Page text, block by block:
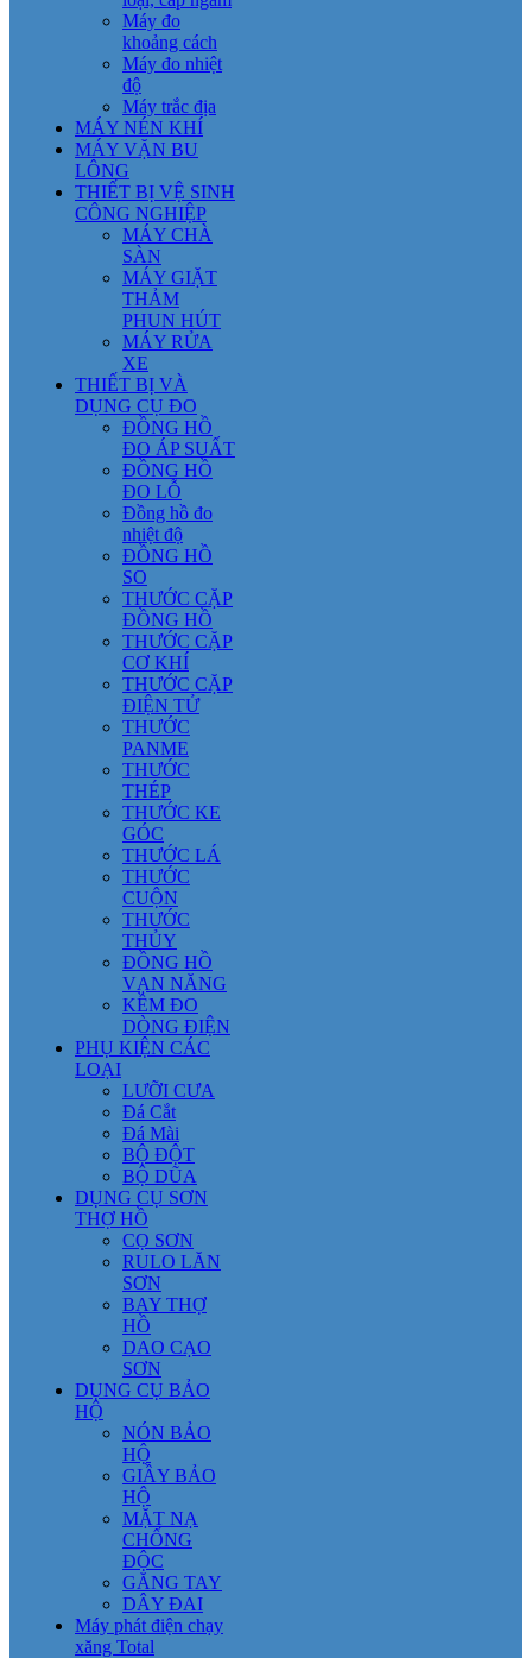
Máy đo
khoảng cách
Máy đo nhiệt
độ
Máy trắc địa
MÁY NÉN KHÍ
MÁY VẶN BU
LÔNG
THIẾT BỊ VỆ SINH
CÔNG NGHIỆP
MÁY CHÀ
SÀN
MÁY GIẶT
THẢM
PHUN HÚT
MÁY RỬA
XE
THIẾT BỊ VÀ
DỤNG CỤ ĐO
ĐỒNG HỒ
ĐO ÁP SUẤT
ĐỒNG HỒ
ĐO LỖ
Đồng hồ đo
nhiệt độ
ĐỒNG HỒ
SO
THƯỚC CẶP
ĐỒNG HỒ
THƯỚC CẶP
CƠ KHÍ
THƯỚC CẶP
ĐIỆN TỬ
THƯỚC
PANME
THƯỚC
THÉP
THƯỚC KE
GÓC
THƯỚC LÁ
THƯỚC
CUỘN
THƯỚC
THỦY
ĐỒNG HỒ
VẠN NĂNG
KỀM ĐO
DÒNG ĐIỆN
PHỤ KIỆN CÁC
LOẠI
LƯỠI CƯA
Đá Cắt
Đá Mài
BỘ ĐỘT
BỘ DŨA
DỤNG CỤ SƠN
THỢ HỒ
CỌ SƠN
RULO LĂN
SƠN
BAY THỢ
HỒ
DAO CẠO
SƠN
DỤNG CỤ BẢO
HỘ
NÓN BẢO
HỘ
GIẦY BẢO
HỘ
MẶT NẠ
CHỐNG
ĐỘC
GĂNG TAY
DÂY ĐAI
Máy phát điện chạy
xăng Total